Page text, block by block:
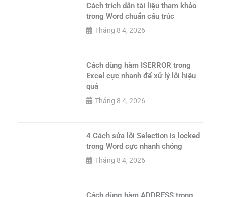
Cách trích dẫn tài liệu tham khảo
trong Word chuẩn cấu trúc
Tháng 8 4, 2026
Cách dùng hàm ISERROR trong
Excel cực nhanh để xử lý lỗi hiệu
quả
Tháng 8 4, 2026
4 Cách sửa lỗi Selection is locked
trong Word cực nhanh chóng
Tháng 8 4, 2026